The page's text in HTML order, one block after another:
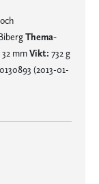
Thema-
32 mmVikt: 732 g
(2013-01-